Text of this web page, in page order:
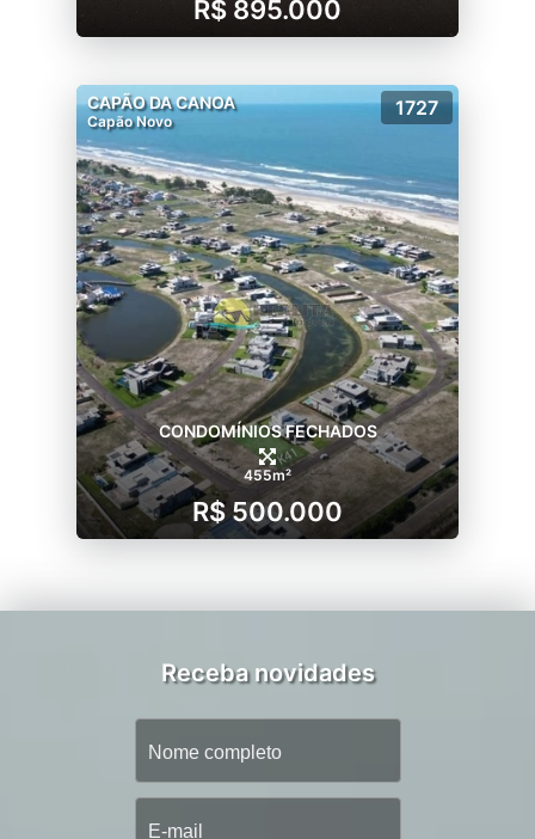
R$ 895.000
CAPÃO DA CANOA
Capão Novo
1727
CONDOMÍNIOS FECHADOS
455m²
R$ 500.000
Receba novidades